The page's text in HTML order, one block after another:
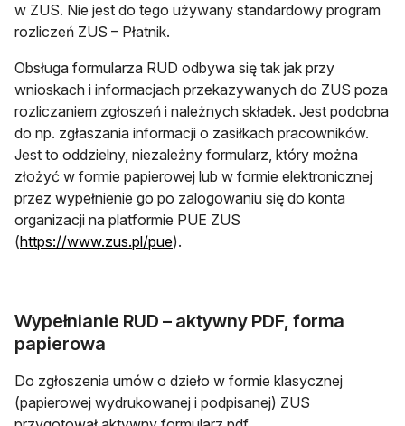
w ZUS. Nie jest do tego używany standardowy program
rozliczeń ZUS – Płatnik.
Obsługa formularza RUD odbywa się tak jak przy
wnioskach i informacjach przekazywanych do ZUS poza
rozliczaniem zgłoszeń i należnych składek. Jest podobna
do np. zgłaszania informacji o zasiłkach pracowników.
Jest to oddzielny, niezależny formularz, który można
złożyć w formie papierowej lub w formie elektronicznej
przez wypełnienie go po zalogowaniu się do konta
organizacji na platformie PUE ZUS
(https://www.zus.pl/pueotwiera się w nowej karcie
).
Wypełnianie RUD – aktywny PDF, forma
papierowa
Do zgłoszenia umów o dzieło w formie klasycznej
(papierowej wydrukowanej i podpisanej) ZUS